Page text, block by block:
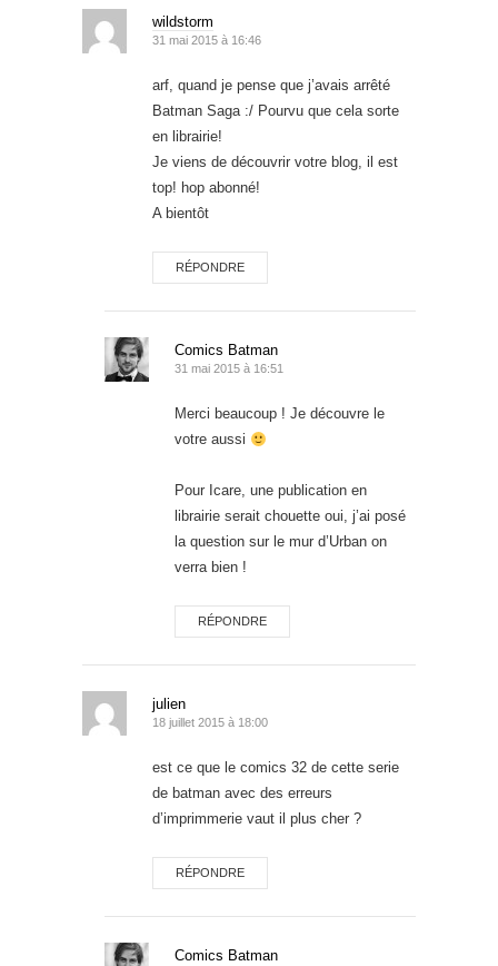
wildstorm
31 mai 2015 à 16:46
arf, quand je pense que j’avais arrêté
Batman Saga :/ Pourvu que cela sorte
en librairie!
Je viens de découvrir votre blog, il est
top! hop abonné!
A bientôt
RÉPONDRE
Comics Batman
31 mai 2015 à 16:51
Merci beaucoup ! Je découvre le
votre aussi
Pour Icare, une publication en
librairie serait chouette oui, j’ai posé
la question sur le mur d’Urban on
verra bien !
RÉPONDRE
julien
18 juillet 2015 à 18:00
est ce que le comics 32 de cette serie
de batman avec des erreurs
d’imprimmerie vaut il plus cher ?
RÉPONDRE
Comics Batman